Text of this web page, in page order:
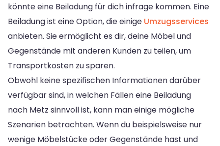
könnte eine Beiladung für dich infrage kommen. Eine
Beiladung ist eine Option, die einige Umzugsservices
anbieten. Sie ermöglicht es dir, deine Möbel und
Gegenstände mit anderen Kunden zu teilen, um
Transportkosten zu sparen.
Obwohl keine spezifischen Informationen darüber
verfügbar sind, in welchen Fällen eine Beiladung
nach Metz sinnvoll ist, kann man einige mögliche
Szenarien betrachten. Wenn du beispielsweise nur
wenige Möbelstücke oder Gegenstände hast und